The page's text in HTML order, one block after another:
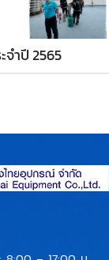
ำปี 2565